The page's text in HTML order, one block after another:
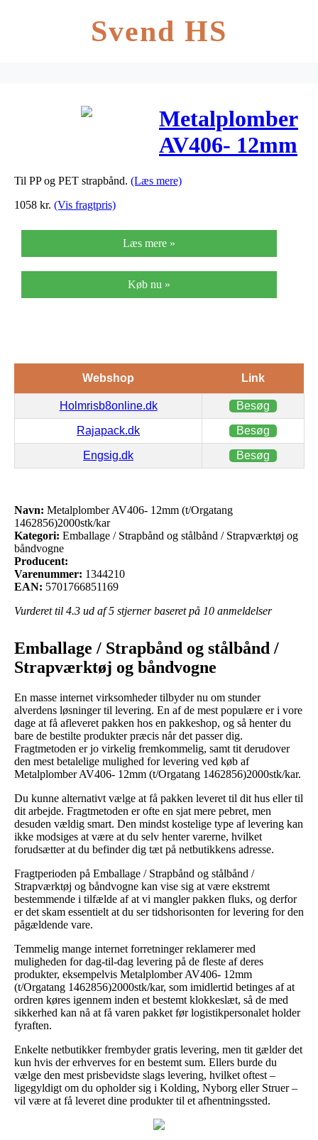
Svend HS
Metalplomber
AV406- 12mm
(t/Orgatang
Til PP og PET strapbånd. (Læs mere)
1058 kr. (Vis fragtpris)
Læs mere »
Køb nu »
Webshop Link
Holmrisb8online.dk Besøg
Rajapack.dk Besøg
Engsig.dk Besøg
Navn: Metalplomber AV406- 12mm (t/Orgatang
1462856)2000stk/kar
Kategori: Emballage / Strapbånd og stålbånd / Strapværktøj og
båndvogne
Producent:
Varenummer: 1344210
EAN: 5701766851169
Vurderet til 4.3 ud af 5 stjerner baseret på 10 anmeldelser
Emballage / Strapbånd og stålbånd /
Strapværktøj og båndvogne
En masse internet virksomheder tilbyder nu om stunder
alverdens løsninger til levering. En af de mest populære er i vore
dage at få afleveret pakken hos en pakkeshop, og så henter du
bare de bestilte produkter præcis når det passer dig.
Fragtmetoden er jo virkelig fremkommelig, samt tit derudover
den mest betalelige mulighed for levering ved køb af
Metalplomber AV406- 12mm (t/Orgatang 1462856)2000stk/kar.
Du kunne alternativt vælge at få pakken leveret til dit hus eller til
dit arbejde. Fragtmetoden er ofte en sjat mere pebret, men
desuden vældig smart. Den mindst kostelige type af levering kan
ikke modsiges at være at du selv henter varerne, hvilket
forudsætter at du befinder dig tæt på netbutikkens adresse.
Fragtperioden på Emballage / Strapbånd og stålbånd /
Strapværktøj og båndvogne kan vise sig at være ekstremt
bestemmende i tilfælde af at vi mangler pakken fluks, og derfor
er det skam essentielt at du ser tidshorisonten for levering for den
pågældende vare.
Temmelig mange internet forretninger reklamerer med
muligheden for dag-til-dag levering på de fleste af deres
produkter, eksempelvis Metalplomber AV406- 12mm
(t/Orgatang 1462856)2000stk/kar, som imidlertid betinges af at
ordren køres igennem inden et bestemt klokkeslæt, så de med
sikkerhed kan nå at få varen pakket før logistikpersonalet holder
fyraften.
Enkelte netbutikker frembyder gratis levering, men tit gælder det
kun hvis der erhverves for en bestemt sum. Ellers burde du
vælge den mest prisbevidste slags levering, hvilket oftest –
ligegyldigt om du opholder sig i Kolding, Nyborg eller Struer –
vil være at få leveret dine produkter til et afhentningssted.